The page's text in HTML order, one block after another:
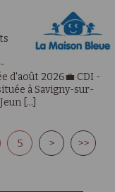
d'août 2026💼 CDI -
à Savigny-sur-
[...]
5 > >>